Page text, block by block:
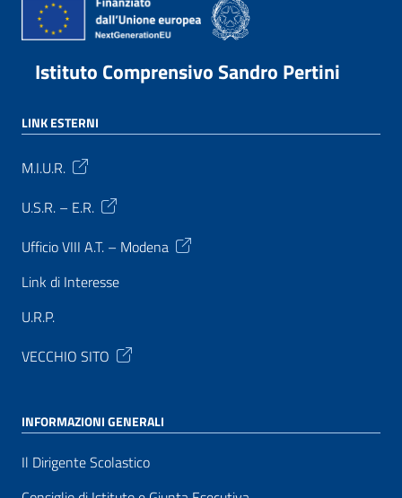
Istituto Comprensivo Sandro Pertini
LINK ESTERNI
M.I.U.R.
U.S.R. – E.R.
Ufficio VIII A.T. – Modena
Link di Interesse
U.R.P.
VECCHIO SITO
INFORMAZIONI GENERALI
Il Dirigente Scolastico